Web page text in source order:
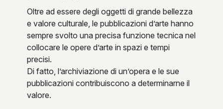
Oltre ad essere degli oggetti di grande bellezza
e valore culturale, le pubblicazioni d’arte hanno
sempre svolto una precisa funzione tecnica nel
collocare le opere d’arte in spazi e tempi
precisi.
Di fatto, l’archiviazione di un’opera e le sue
pubblicazioni contribuiscono a determinarne il
valore.